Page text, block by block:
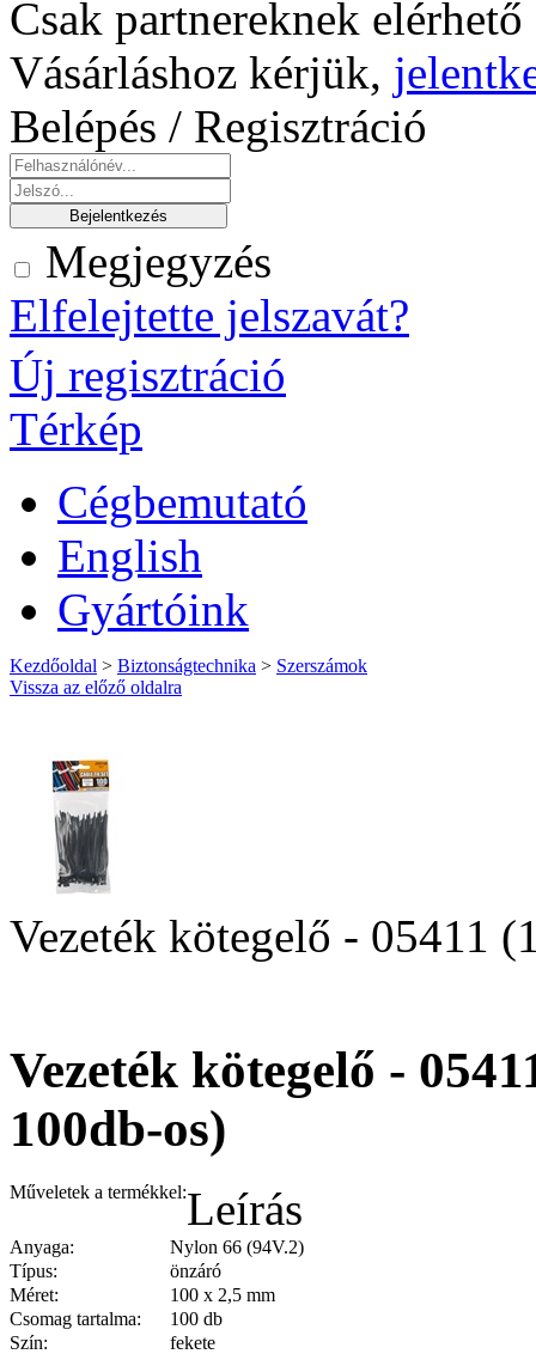
Csak partnereknek
Vásárláshoz kérjük,
Belépés / Regisztráció
Megjegyzés
Elfelejtette jelszavát?
Új regisztráció
Térkép
Cégbemutató
English
Gyártóink
Kezdőoldal > Biztonságtechnika > Szerszámok
Vissza az előző oldalra
Vezeték kötegelő - 05411
Vezeték kötegelő -
100db-os)
Műveletek a termékkel:Leírás
Anyaga:
Nylon 66 (94V.2)
Típus:
önzáró
Méret:
100 x 2,5 mm
Csomag tartalma:
100 db
Szín:
fekete